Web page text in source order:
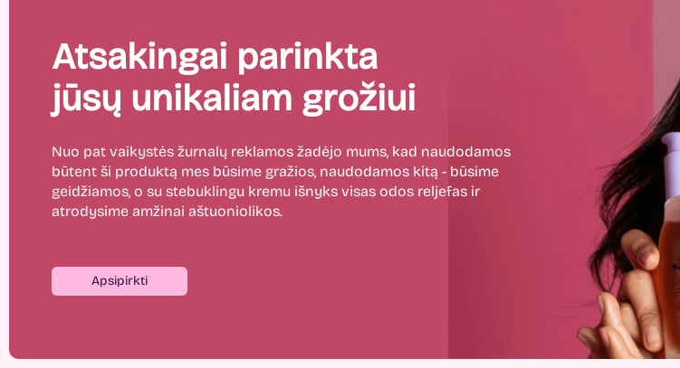
Atsakingai parinkta
jūsų unikaliam grožiui
Nuo pat vaikystės žurnalų reklamos žadėjo mums, kad naudodamos
būtent ši produktą mes būsime gražios, naudodamos kitą - būsime
geidžiamos, o su stebuklingu kremu išnyks visas odos reljefas ir
atrodysime amžinai aštuoniolikos.
Apsipirkti